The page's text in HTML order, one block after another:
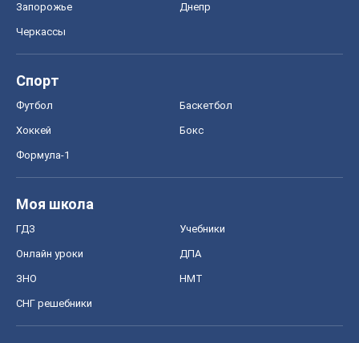
Запорожье Днепр
Черкассы
Спорт
Футбол Баскетбол
Хоккей Бокс
Формула-1
Моя школа
ГДЗ Учебники
Онлайн уроки ДПА
ЗНО НМТ
СНГ решебники